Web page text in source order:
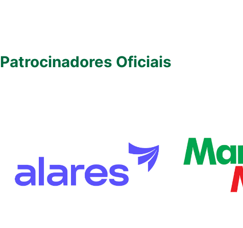
Patrocinadores Oficiais